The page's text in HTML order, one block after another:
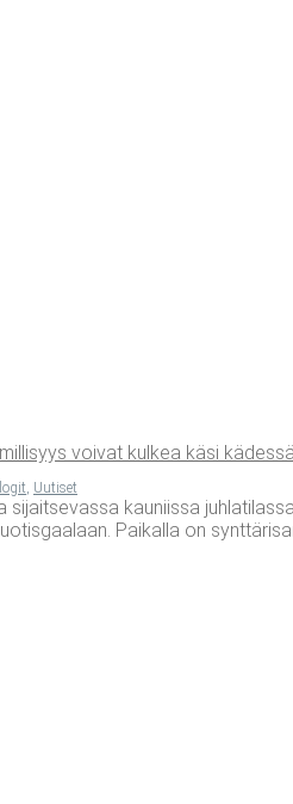
voi­vat kul­kea käsi kädessä
, Uutiset
sijaitsevassa kauniissa
Paikalla on